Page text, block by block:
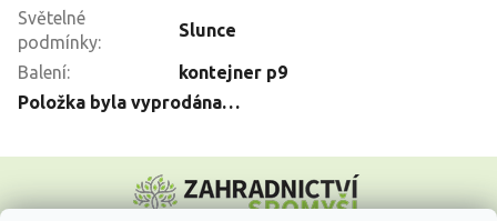
Světelné
podmínky:
Slunce
Balení:
kontejner p9
Položka byla vyprodána…